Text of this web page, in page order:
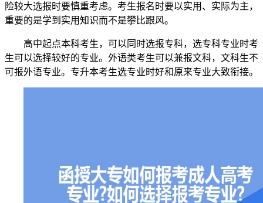
险较大选报时要慎重考虑。考生报名时要以实用、实际为主，
重要的是学到实用知识而不是攀比跟风。
高中起点本科考生，可以同时选报专科，选专科专业时考
生可以选择较好的专业。外语类考生可以兼报文科，文科生不
可报外语专业。专升本考生选专业时好和原来专业大致衔接。